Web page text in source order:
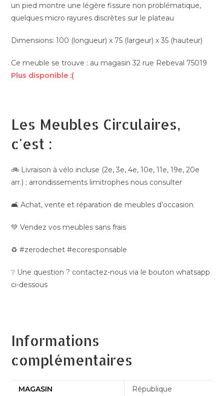
un pied montre une légère fissure non problématique,
quelques micro rayures discrètes sur le plateau
Dimensions: 100 (longueur) x 75 (largeur) x 35 (hauteur)
Ce meuble se trouve : au magasin 32 rue Rebeval 75019
Plus disponible :(
Les Meubles Circulaires,
c'est :
🚲 Livraison à vélo incluse (2e, 3e, 4e, 10e, 11e, 19e, 20e
arr.) ; arrondissements limitrophes nous consulter
🛋️ Achat, vente et réparation de meubles d’occasion
💚 Vendez vos meubles sans frais
♻️ #zerodechet #ecoresponsable
❔ Une question ? contactez-nous via le bouton whatsapp
ci-dessous
Informations
complémentaires
MAGASIN
République